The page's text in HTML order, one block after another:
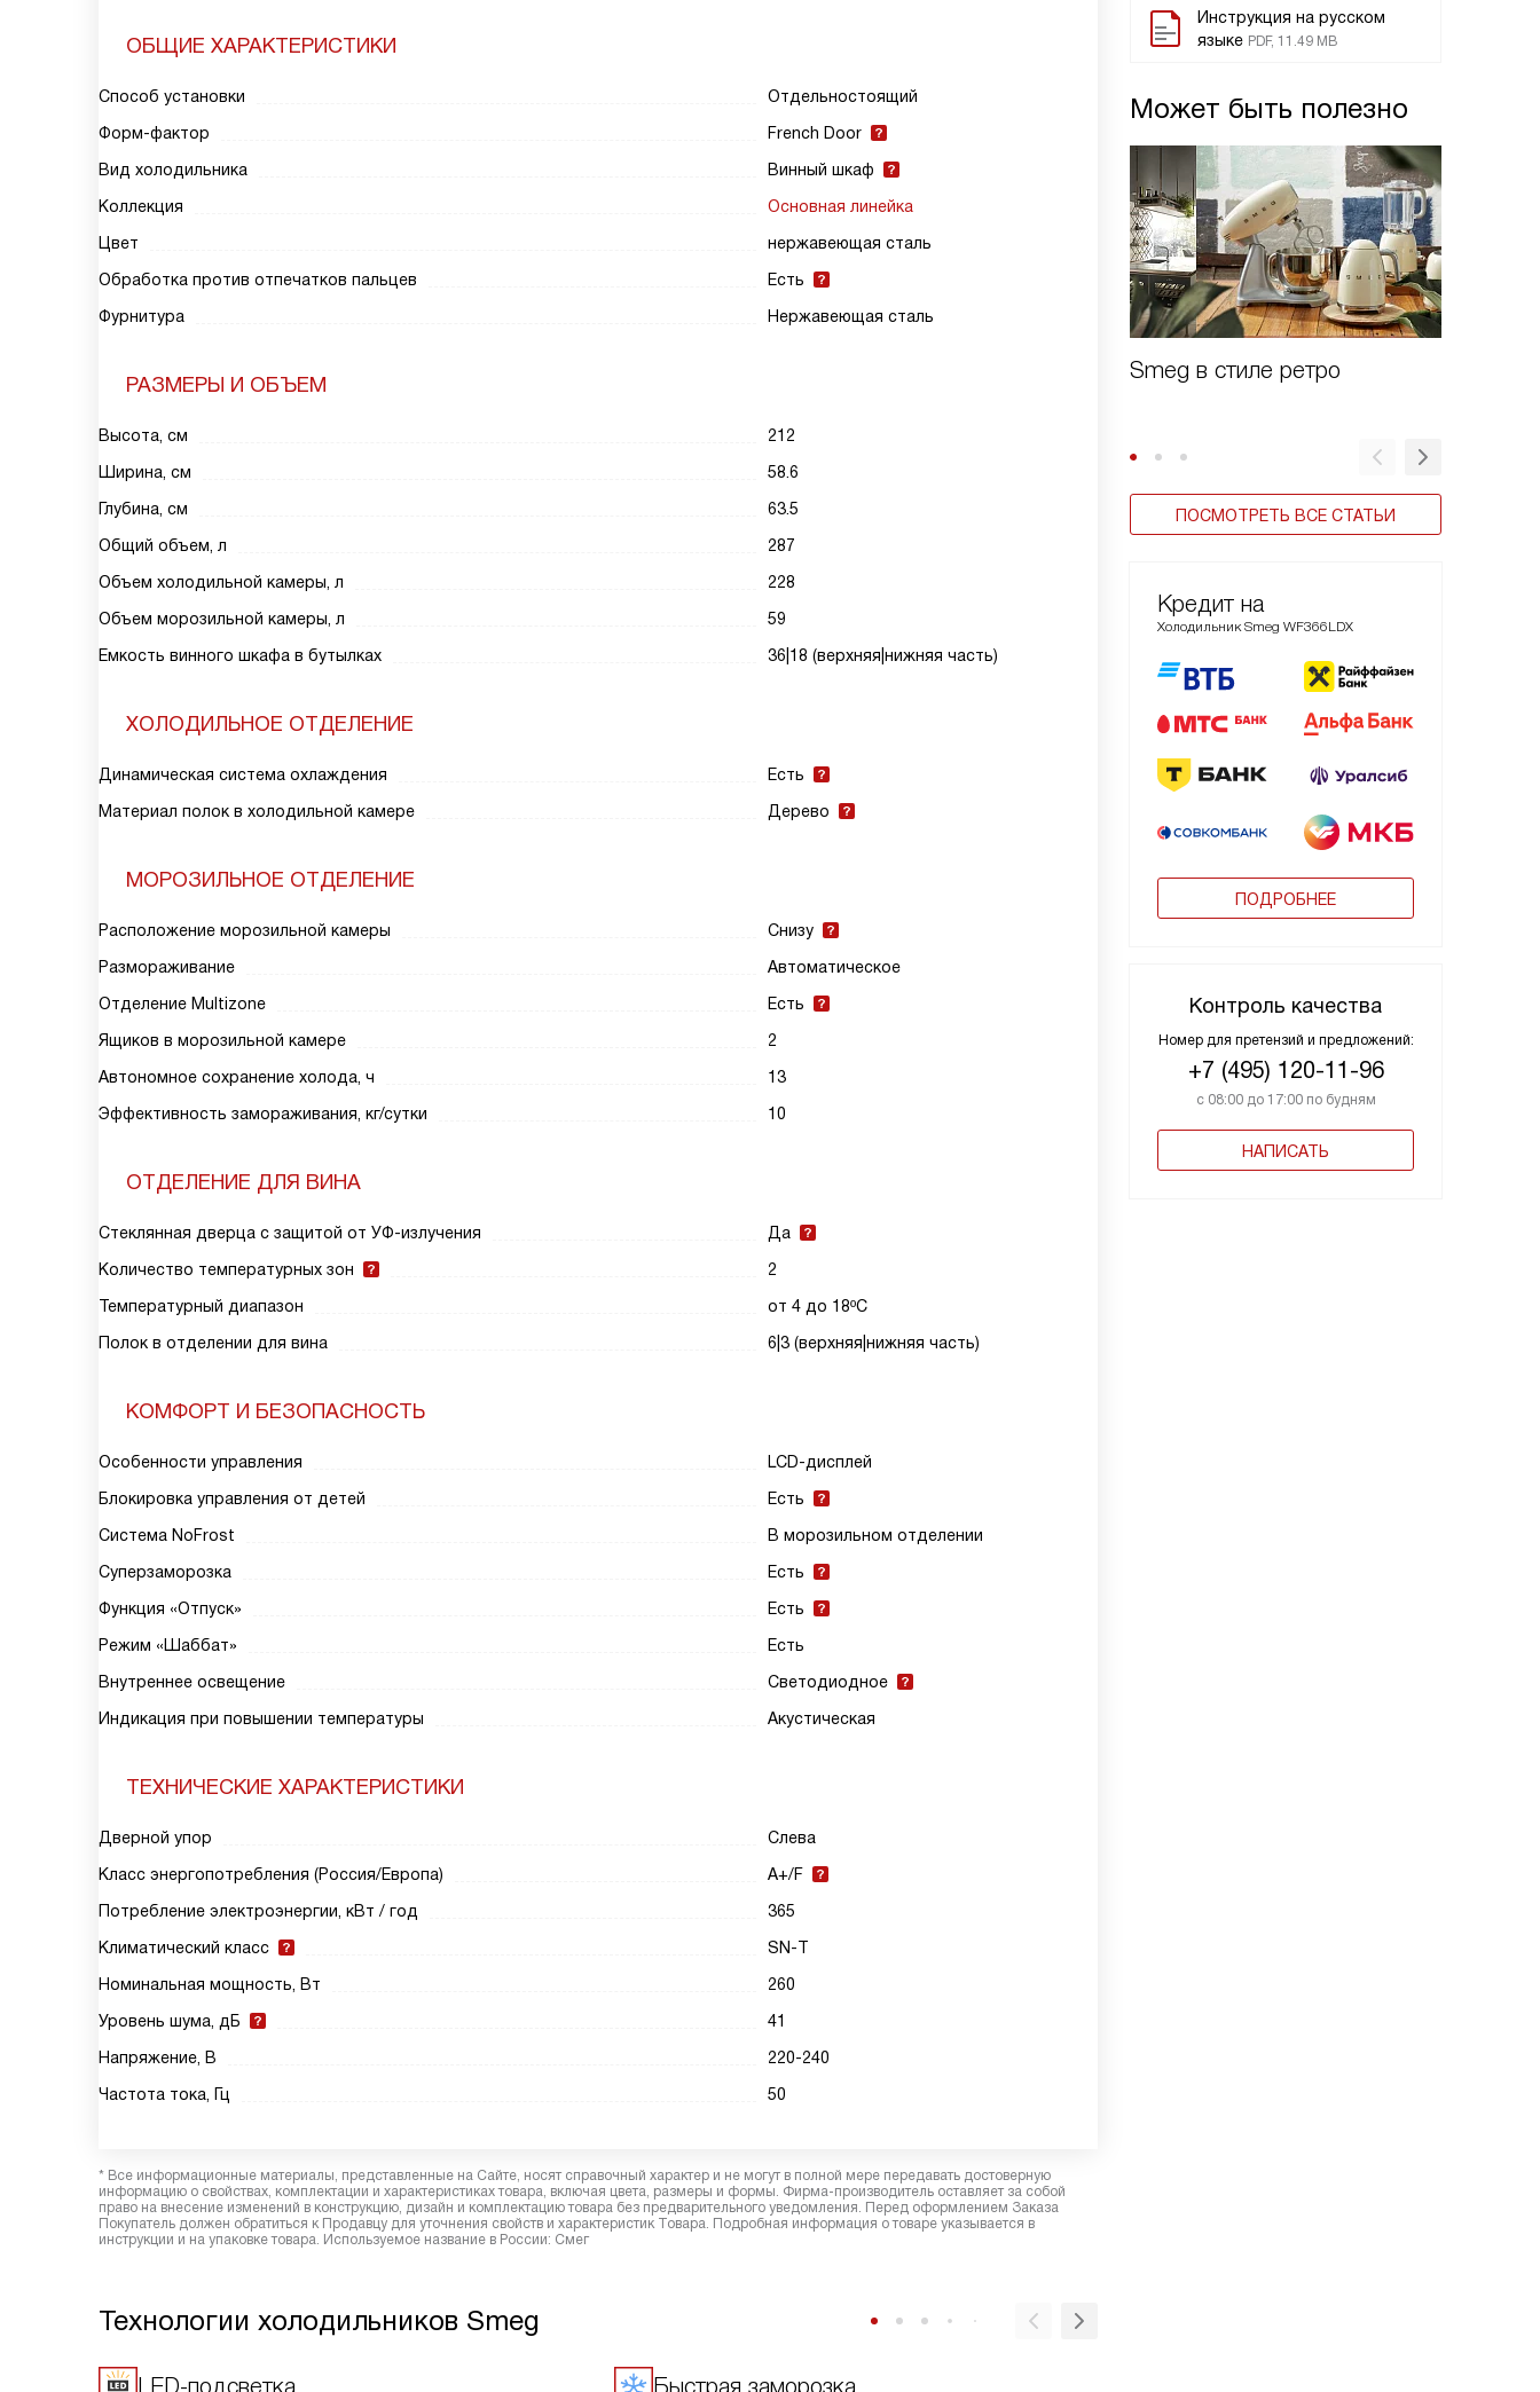
Инструкция на русском
языке PDF, 11.49 MB
Может быть полезно
Smeg в стиле ретро
ПОСМОТРЕТЬ ВСЕ СТАТЬИ
Кредит на
Холодильник Smeg WF366LDX
ПОДРОБНЕЕ
Контроль качества
Номер для претензий и предложений:
+7 (495) 120-11-96
с 08:00 до 17:00 по будням
НАПИСАТЬ
ОБЩИЕ ХАРАКТЕРИСТИКИ
Способ установки
Отдельностоящий
Форм-фактор
French Door
Вид холодильника
Винный шкаф
Коллекция
Основная линейка
Цвет
нержавеющая сталь
Обработка против отпечатков пальцев
Есть
Фурнитура
Нержавеющая сталь
РАЗМЕРЫ И ОБЪЕМ
Высота, см
212
Ширина, см
58.6
Глубина, см
63.5
Общий объем, л
287
Объем холодильной камеры, л
228
Объем морозильной камеры, л
59
Емкость винного шкафа в бутылках
36|18 (верхняя|нижняя часть)
ХОЛОДИЛЬНОЕ ОТДЕЛЕНИЕ
Динамическая система охлаждения
Есть
Материал полок в холодильной камере
Дерево
МОРОЗИЛЬНОЕ ОТДЕЛЕНИЕ
Расположение морозильной камеры
Снизу
Размораживание
Автоматическое
Отделение Multizone
Есть
Ящиков в морозильной камере
2
Автономное сохранение холода, ч
13
Эффективность замораживания, кг/сутки
10
ОТДЕЛЕНИЕ ДЛЯ ВИНА
Стеклянная дверца с защитой от УФ-излучения
Да
Количество температурных зон
2
Температурный диапазон
от 4 до 18ºС
Полок в отделении для вина
6|3 (верхняя|нижняя часть)
КОМФОРТ И БЕЗОПАСНОСТЬ
Особенности управления
LCD-дисплей
Блокировка управления от детей
Есть
Система NoFrost
В морозильном отделении
Суперзаморозка
Есть
Функция «Отпуск»
Есть
Режим «Шаббат»
Есть
Внутреннее освещение
Светодиодное
Индикация при повышении температуры
Акустическая
ТЕХНИЧЕСКИЕ ХАРАКТЕРИСТИКИ
Дверной упор
Слева
Класс энергопотребления (Россия/Европа)
A+/F
Потребление электроэнергии, кВт / год
365
Климатический класс
SN-T
Номинальная мощность, Вт
260
Уровень шума, дБ
41
Напряжение, В
220-240
Частота тока, Гц
50
* Все информационные материалы, представленные на Сайте, носят справочный характер и не могут в полной мере передавать достоверную
информацию о свойствах, комплектации и характеристиках товара, включая цвета, размеры и формы. Фирма-производитель оставляет за собой
право на внесение изменений в конструкцию, дизайн и комплектацию товара без предварительного уведомления. Перед оформлением Заказа
Покупатель должен обратиться к Продавцу для уточнения свойств и характеристик Товара. Подробная информация о товаре указывается в
инструкции и на упаковке товара. Используемое название в России: Смег
Технологии холодильников Smeg
LED-подсветка Быстрая заморозка